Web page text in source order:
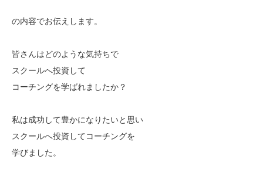
の内容でお伝えします。
皆さんはどのような気持ちで
スクールへ投資して
コーチングを学ばれましたか？
私は成功して豊かになりたいと思い
スクールへ投資してコーチングを
学びました。